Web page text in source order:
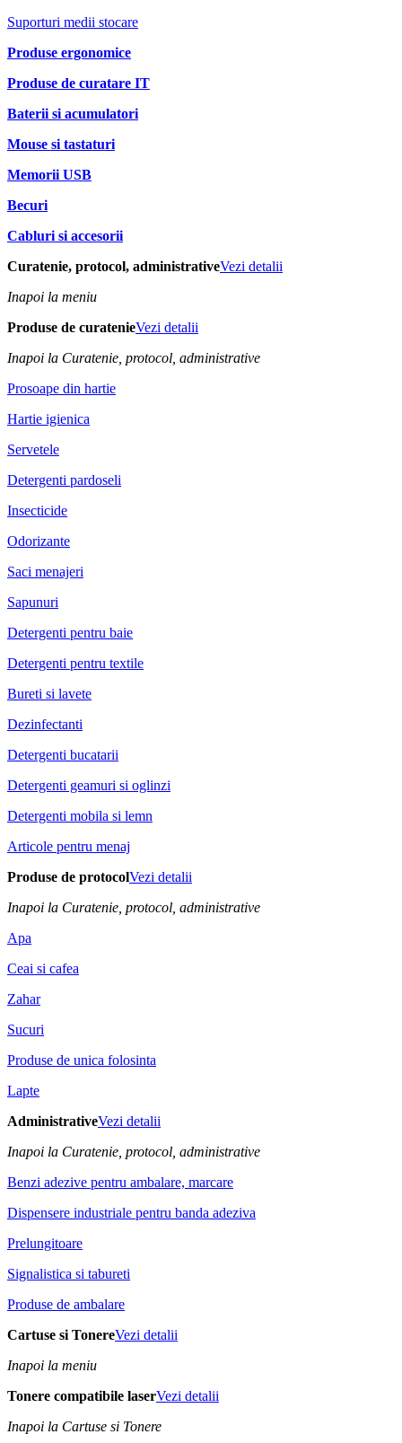
Suporturi medii stocare
Produse ergonomice
Produse de curatare IT
Baterii si acumulatori
Mouse si tastaturi
Memorii USB
Becuri
Cabluri si accesorii
Curatenie, protocol, administrativeVezi detalii
Inapoi la meniu
Produse de curatenieVezi detalii
Inapoi la Curatenie, protocol, administrative
Prosoape din hartie
Hartie igienica
Servetele
Detergenti pardoseli
Insecticide
Odorizante
Saci menajeri
Sapunuri
Detergenti pentru baie
Detergenti pentru textile
Bureti si lavete
Dezinfectanti
Detergenti bucatarii
Detergenti geamuri si oglinzi
Detergenti mobila si lemn
Articole pentru menaj
Produse de protocolVezi detalii
Inapoi la Curatenie, protocol, administrative
Apa
Ceai si cafea
Zahar
Sucuri
Produse de unica folosinta
Lapte
AdministrativeVezi detalii
Inapoi la Curatenie, protocol, administrative
Benzi adezive pentru ambalare, marcare
Dispensere industriale pentru banda adeziva
Prelungitoare
Signalistica si tabureti
Produse de ambalare
Cartuse si TonereVezi detalii
Inapoi la meniu
Tonere compatibile laserVezi detalii
Inapoi la Cartuse si Tonere